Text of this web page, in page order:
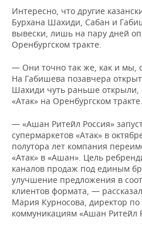
Интересно, что другие
Бурхана Шахиди, Сабан и
вывески, лишь на пару дней
Оренбургском тракте.
— Они точно так же, как и мы,
На Габишева позавчера
Шахиди чуть раньше открыли,
«Атак» на Оренбургском тракте.
— «Ашан Ритейл Россия»
супермаркетов «Атак» в
полутора лет компания
«Атак» в «Ашан». Цель
каналов продаж под единым
улучшение предложения в
клиентов формата, —
Мария Курносова, директор
коммуникациям «Ашан Ритейл